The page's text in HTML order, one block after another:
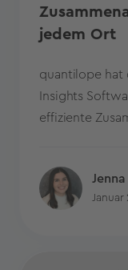
jedem Ort
quantilope hat
Insights
effiziente
Januar